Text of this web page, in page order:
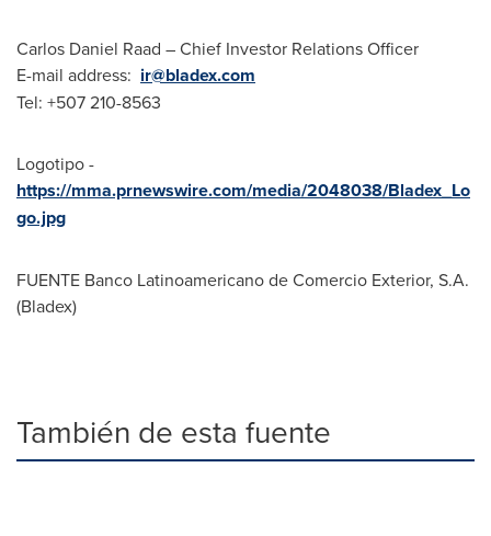
Carlos Daniel Raad – Chief Investor Relations Officer
E-mail address: ir@bladex.com
Tel: +507 210-8563
Logotipo -
https://mma.prnewswire.com/media/2048038/Bladex_Lo
go.jpg
FUENTE Banco Latinoamericano de Comercio Exterior, S.A.
(Bladex)
También de esta fuente